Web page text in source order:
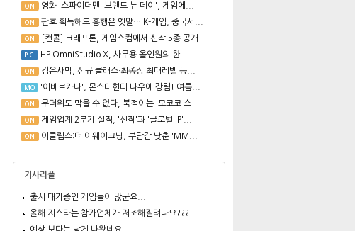
ON 영화 '스파이더맨: 브랜드 뉴 데이', 게임에...
ON 판호 획득해도 흥행은 옛말… K-게임, 중국서...
ON [컨콜] 크래프톤, 게임스컴에서 신작 5종 공개
PC HP OmniStudio X, 사무용 올인원의 한...
ON 검은사막, 신규 클래스·최종장·최대레벨 등...
MO '이베르카나', 몬스터헌터 나우에 강림! 여름...
ON 무더위도 막을 수 없다, 북적이는 '모코코 스...
ON 게임업계 2분기 실적, '신작'과 '글로벌 IP'...
ON 이클립스:더 어웨이크닝, 부담감 낮춘 'MM...
기사리플
출시 대기중인 게임들이 많군요...
올해 지스타는 참가업체가 저조해질려나요???